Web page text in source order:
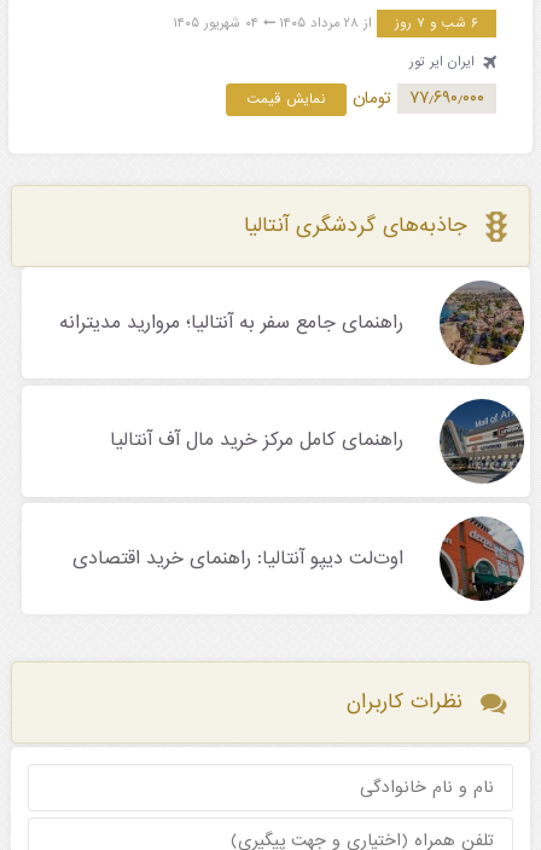
۶ شب و ۷ روز از ۲۸ مرداد ۱۴۰۵
۰۴ شهریور ۱۴۰۵
ایران ایر تور
۷۷٫۶۹۰٫۰۰۰ تومان نمایش قیمت
جاذبه‌های گردشگری آنتالیا
راهنمای جامع سفر به آنتالیا؛ مروارید مدیترانه
راهنمای کامل مرکز خرید مال آف آنتالیا
اوت‌لت‌ دیپو آنتالیا: راهنمای خرید اقتصادی
نظرات کاربران